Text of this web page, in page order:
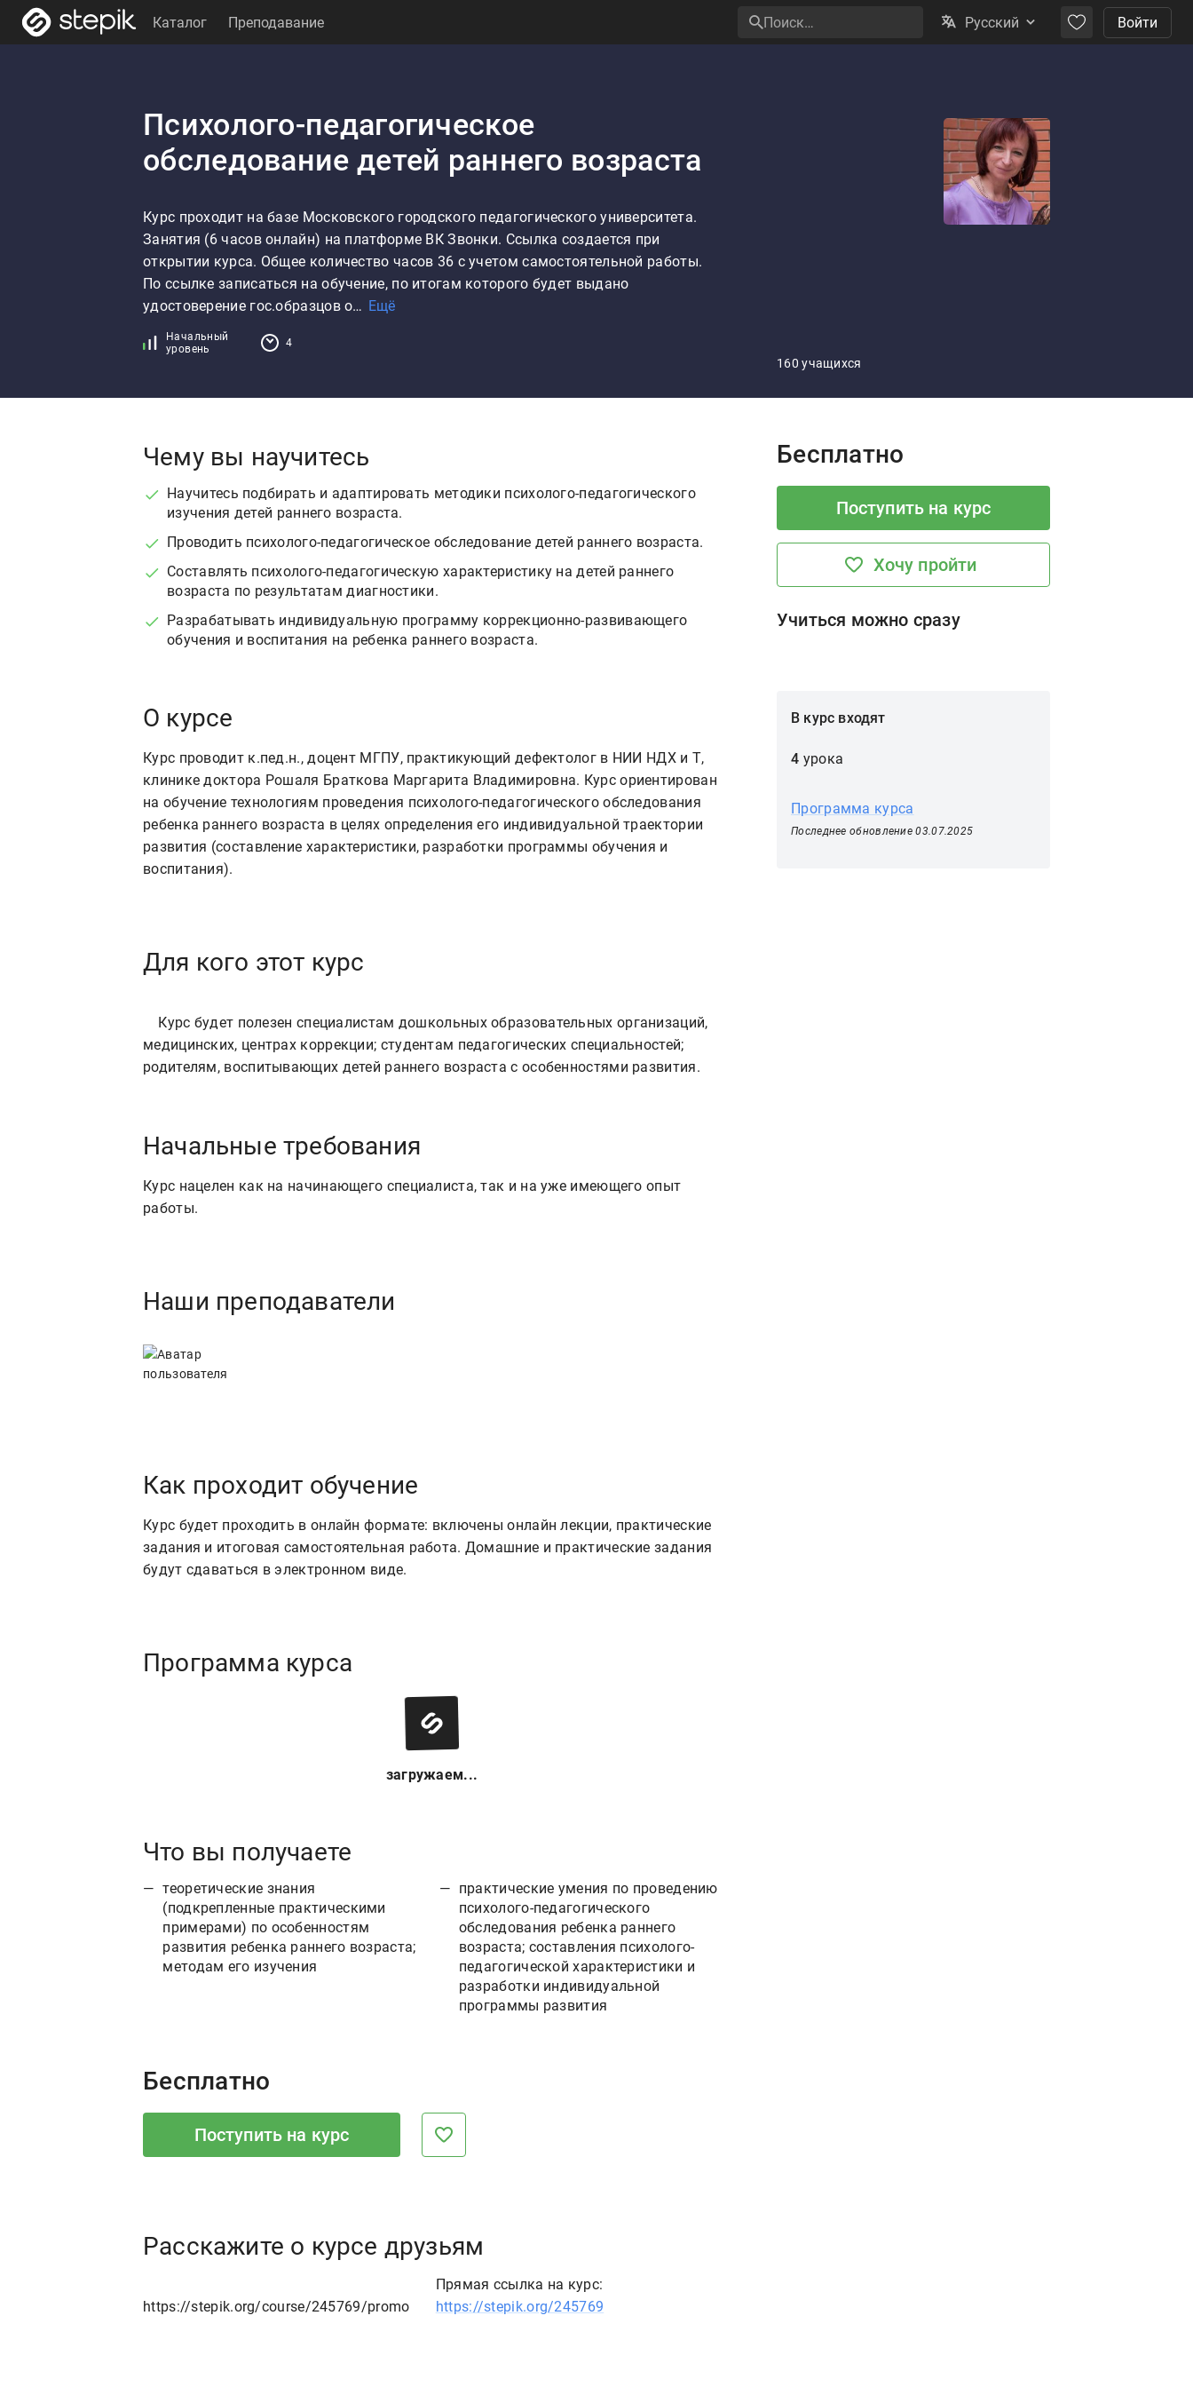
Каталог Преподавание Русский Войти
Психолого-педагогическое
обследование детей раннего возраста
Курс проходит на базе Московского городского педагогического университета.
Занятия (6 часов онлайн) на платформе ВК Звонки. Ссылка создается при
открытии курса. Общее количество часов 36 с учетом самостоятельной работы.
По ссылке записаться на обучение, по итогам которого будет выдано
удостоверение гос.образцов о… Ещё
Начальный
уровень
4
160 учащихся
Чему вы научитесь
Научитесь подбирать и адаптировать методики психолого-педагогического
изучения детей раннего возраста.
Проводить психолого-педагогическое обследование детей раннего возраста.
Составлять психолого-педагогическую характеристику на детей раннего
возраста по результатам диагностики.
Разрабатывать индивидуальную программу коррекционно-развивающего
обучения и воспитания на ребенка раннего возраста.
О курсе
Курс проводит к.пед.н., доцент МГПУ, практикующий дефектолог в НИИ НДХ и Т,
клинике доктора Рошаля Браткова Маргарита Владимировна. Курс ориентирован
на обучение технологиям проведения психолого-педагогического обследования
ребенка раннего возраста в целях определения его индивидуальной траектории
развития (составление характеристики, разработки программы обучения и
воспитания).
Для кого этот курс
медицинских, центрах коррекции; студентам педагогических специальностей;
Начальные требования
Курс нацелен как на начинающего специалиста, так и на уже имеющего опыт
работы.
Наши преподаватели
Как проходит обучение
Курс будет проходить в онлайн формате: включены онлайн лекции, практические
задания и итоговая самостоятельная работа. Домашние и практические задания
будут сдаваться в электронном виде.
Программа курса
загружаем...
Что вы получаете
теоретические знания
(подкрепленные практическими
примерами) по особенностям
развития ребенка раннего возраста;
методам его изучения
практические умения по проведению
психолого-педагогического
обследования ребенка раннего
возраста; составления психолого-
педагогической характеристики и
разработки индивидуальной
программы развития
Price:
Бесплатно
Поступить на курс
Расскажите о курсе друзьям
https://stepik.org/course/245769/promo
Прямая ссылка на курс:
https://stepik.org/245769
Price:
Бесплатно
Поступить на курс
Хочу пройти
Учиться можно сразу
В курс входят
4 урока
Программа курса
Последнее обновление 03.07.2025